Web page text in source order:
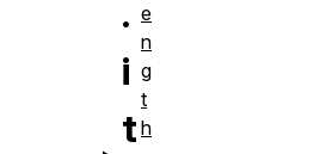
.
i
t
e
n
g
t
h